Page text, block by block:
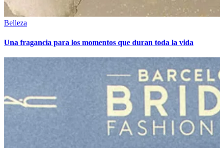
Belleza
Una fragancia para los momentos que duran toda la vida